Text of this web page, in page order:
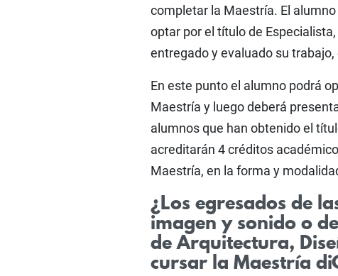
completar la Maestría. El
optar por el título de
entregado y evaluado su
En este punto el alumno podrá
Maestría y luego deberá
alumnos que han obtenido el
acreditarán 4 créditos
Maestría, en la forma y
¿Los egresados de
imagen y sonido o
de Arquitectura,
cursar la Maestría